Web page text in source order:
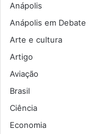
Anápolis
Anápolis em Debate
Arte e cultura
Artigo
Aviação
Brasil
Ciência
Economia